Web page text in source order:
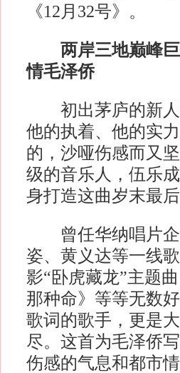
《12月32号》。
两岸三地巅峰巨
情毛泽侨
初出茅庐的新人
他的执着、他的实
的，沙哑伤感而又
级的音乐人，伍乐
身打造这曲岁末最
曾任华纳唱片企
姿、黄义达等一线
影“卧虎藏龙”主题
那种命》等等无数
歌词的歌手，更是
尽。这首为毛泽侨
伤感的气息和都市